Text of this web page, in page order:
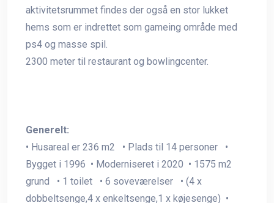
aktivitetsrummet findes der også en stor lukket
hems som er indrettet som gameing område med
ps4 og masse spil.
2300 meter til restaurant og bowlingcenter.
Generelt:
• Husareal er 236 m2 • Plads til 14 personer •
Bygget i 1996 • Moderniseret i 2020 • 1575 m2
grund • 1 toilet • 6 soveværelser • (4 x
dobbeltsenge,4 x enkeltsenge,1 x køjesenge) •